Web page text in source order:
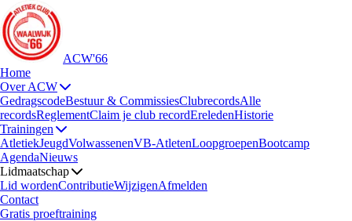
ACW'66
Home
Over ACW
GedragscodeBestuur & CommissiesClubrecordsAlle
recordsReglementClaim je club recordEreledenHistorie
Trainingen
AtletiekJeugdVolwassenenVB-AtletenLoopgroepenBootcamp
AgendaNieuws
Lidmaatschap
Lid wordenContributieWijzigenAfmelden
Contact
Gratis proeftraining